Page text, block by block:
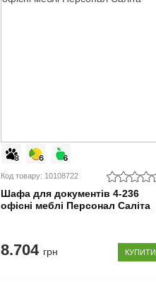
Код товару: 10108722
Шафа для документів 4-236
офісні меблі Персонал Саліта
8.704 грн КУПИТИ